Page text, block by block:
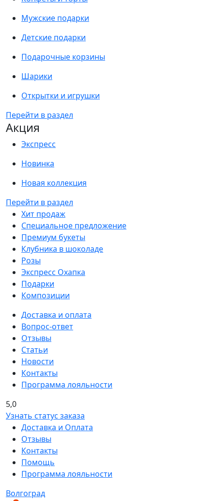
Мужские подарки
Детские подарки
Подарочные корзины
Шарики
Открытки и игрушки
Перейти в раздел
Акция
Экспресс
Новинка
Новая коллекция
Перейти в раздел
Хит продаж
Специальное предложение
Премиум букеты
Клубника в шоколаде
Розы
Экспресс Охапка
Подарки
Композиции
Доставка и оплата
Вопрос-ответ
Отзывы
Статьи
Новости
Контакты
Программа лояльности
5,0
Узнать статус заказа
Доставка и Оплата
Отзывы
Контакты
Помощь
Программа лояльности
Волгоград